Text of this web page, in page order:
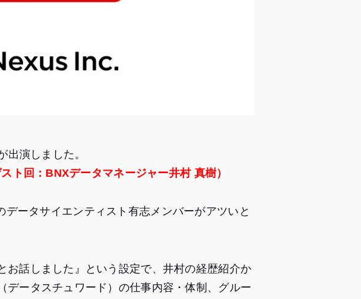
演しました。
ト回：BNXデータマネージャー井村 真樹）
ータサイエンティスト有志メンバーがアツいと
お話しました』という設定で、井村の経歴紹介か
データスチュワード）の仕事内容・体制、グルー